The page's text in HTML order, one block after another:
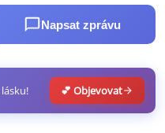
Napsat zprávu
💕 Objevovat